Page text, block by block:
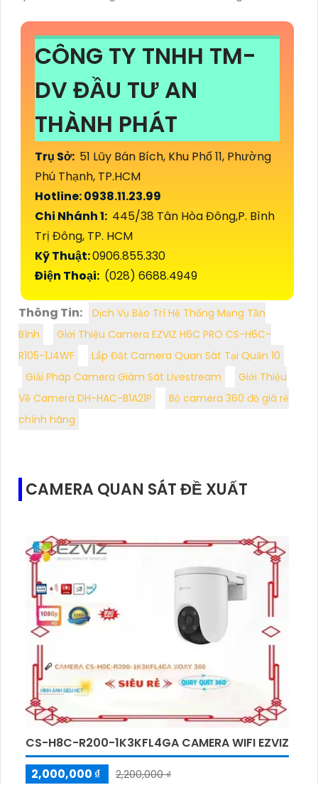
CÔNG TY TNHH TM-
DV ĐẦU TƯ AN
THÀNH PHÁT
Trụ Sở: 51 Lũy Bán Bích, Khu Phố 11, Phường
Phú Thạnh, TP.HCM
Hotline: 0938.11.23.99
Chi Nhánh 1: 445/38 Tân Hòa Đông,P. Bình
Trị Đông, TP. HCM
Kỹ Thuật:0906.855.330
Điện Thoại: (028) 6688.4949
Thông Tin:
Dịch Vụ Bảo Trì Hệ Thống Mạng Tần
Bình
Giới Thiệu Camera EZVIZ H6C PRO CS-H6C-
R105-1J4WF
Lắp Đặt Camera Quan Sát Tại Quận 10
Giải Pháp Camera Giám Sát Livestream
Giới Thiệu
Về Camera DH-HAC-B1A21P
Bộ camera 360 độ giá rẻ
chính hãng
CAMERA QUAN SÁT ĐỀ XUẤT
CS-H8C-R200-1K3KFL4GA CAMERA WIFI EZVIZ
2,000,000 ₫
2,200,000 ₫